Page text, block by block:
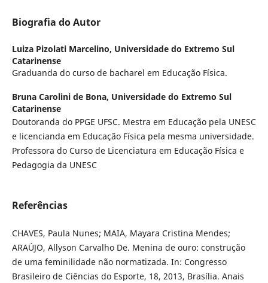
Biografia do Autor
Luiza Pizolati Marcelino, Universidade do Extremo Sul
Catarinense
Graduanda do curso de bacharel em Educação Física.
Bruna Carolini de Bona, Universidade do Extremo Sul
Catarinense
Doutoranda do PPGE UFSC. Mestra em Educação pela UNESC
e licencianda em Educação Física pela mesma universidade.
Professora do Curso de Licenciatura em Educação Física e
Pedagogia da UNESC
Referências
CHAVES, Paula Nunes; MAIA, Mayara Cristina Mendes;
ARAÚJO, Allyson Carvalho De. Menina de ouro: construção
de uma feminilidade não normatizada. In: Congresso
Brasileiro de Ciências do Esporte, 18, 2013, Brasília. Anais